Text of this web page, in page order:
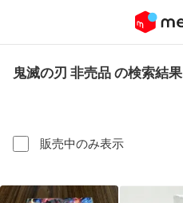
鬼滅の刃 非売品 の検索結果
販売中のみ表示